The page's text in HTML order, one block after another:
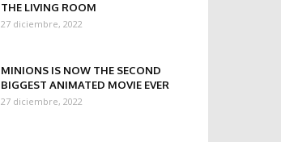
THE LIVING ROOM
27 diciembre, 2022
MINIONS IS NOW THE SECOND
BIGGEST ANIMATED MOVIE EVER
27 diciembre, 2022